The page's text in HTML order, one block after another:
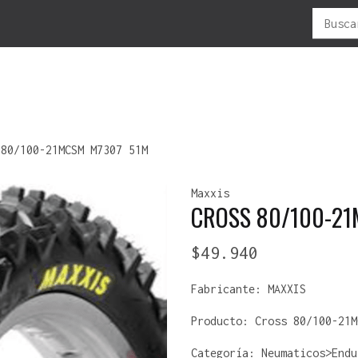
Buscar
por:
LUBRICANTES
MOTOR/2T
MOTOR/4T
MOTOS
CROSS
ENDURO
TODO TERRENO
URBANA
CAMARAS
MOUSSE
SELLADOR-NEUMÁTICO
80/100-21MCSM M7307 51M
Maxxis
CROSS 80/100-
$49.940
Fabricante: MAXXIS
Producto: Cross 80/100-
Categoría: